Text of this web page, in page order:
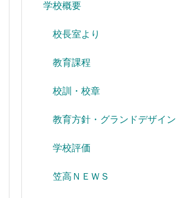
学校概要
校長室より
教育課程
校訓・校章
教育方針・グランドデザイン
学校評価
笠高ＮＥＷＳ